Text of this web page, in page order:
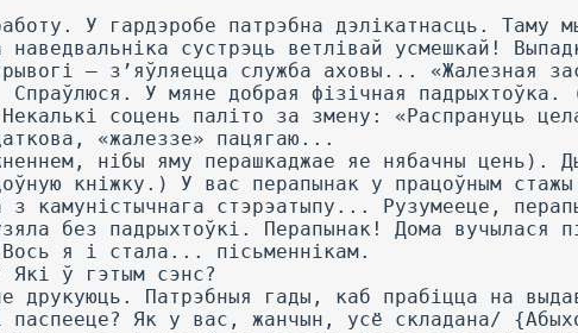
У гардэробе патрэбна дэлікатнасць. Таму
сустрэць ветлівай усмешкай!
— з’яўляецца служба аховы... «Жалезная
У мяне добрая фізічная падрыхтоўка.
соцень паліто за змену: «Распрануць
«жалеззе» пацягаю...
нібы яму перашкаджае яе нябачны цень).
кніжку.) У вас перапынак у працоўным
камуністычнага стэрэатыпу... Рузумееце,
без падрыхтоўкі. Перапынак! Дома вучылася
Вось я і стала... пісьменнікам.
ў гэтым сэнс?
друкуюць. Патрэбныя гады, каб прабіцца на
Як у вас, жанчын, усё складана/